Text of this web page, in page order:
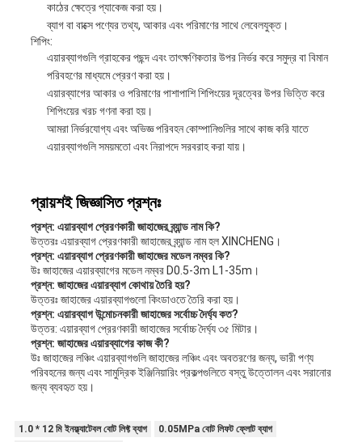
কাঠের ক্ষেত্রে প্যাকেজ করা হয়।
ব্যাগ বা বাক্সে পণ্যের তথ্য, আকার এবং পরিমাণের সাথে লেবেলযুক্ত।
শিপিং:
এয়ারব্যাগগুলি গ্রাহকের পছন্দ এবং তাৎক্ষণিকতার উপর নির্ভর করে সমুদ্র বা বিমান
পরিবহণের মাধ্যমে প্রেরণ করা হয়।
এয়ারব্যাগের আকার ও পরিমাণের পাশাপাশি শিপিংয়ের দূরত্বের উপর ভিত্তি করে
শিপিংয়ের খরচ গণনা করা হয়।
আমরা নির্ভরযোগ্য এবং অভিজ্ঞ পরিবহন কোম্পানিগুলির সাথে কাজ করি যাতে
এয়ারব্যাগগুলি সময়মতো এবং নিরাপদে সরবরাহ করা যায়।
প্রায়শই জিজ্ঞাসিত প্রশ্নঃ
প্রশ্ন: এয়ারব্যাগ প্রেরণকারী জাহাজের ব্র্যান্ড নাম কি?
উত্তরঃ এয়ারব্যাগ প্রেরণকারী জাহাজের ব্র্যান্ড নাম হল XINCHENG।
প্রশ্ন: এয়ারব্যাগ প্রেরণকারী জাহাজের মডেল নম্বর কি?
উঃ জাহাজের এয়ারব্যাগের মডেল নম্বর D0.5-3m L1-35m।
প্রশ্ন: জাহাজের এয়ারব্যাগ কোথায় তৈরি হয়?
উত্তরঃ জাহাজের এয়ারব্যাগগুলো কিংডাওতে তৈরি করা হয়।
প্রশ্ন: এয়ারব্যাগ উন্মোচনকারী জাহাজের সর্বোচ্চ দৈর্ঘ্য কত?
উত্তর: এয়ারব্যাগ প্রেরণকারী জাহাজের সর্বোচ্চ দৈর্ঘ্য ৩৫ মিটার।
প্রশ্ন: জাহাজের এয়ারব্যাগের কাজ কী?
উঃ জাহাজের লঞ্চিং এয়ারব্যাগগুলি জাহাজের লঞ্চিং এবং অবতরণের জন্য, ভারী পণ্য
পরিবহনের জন্য এবং সামুদ্রিক ইঞ্জিনিয়ারিং প্রকল্পগুলিতে বস্তু উত্তোলন এবং সরানোর
জন্য ব্যবহৃত হয়।
1.0 * 12 মি ইনফ্ল্যাটেবল বোট লিফ্ট ব্যাগ
0.05MPa বোট লিফট ফ্লোট ব্যাগ